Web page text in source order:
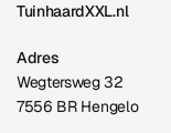
TuinhaardXXL.nl
Adres
Wegtersweg 32
7556 BR Hengelo